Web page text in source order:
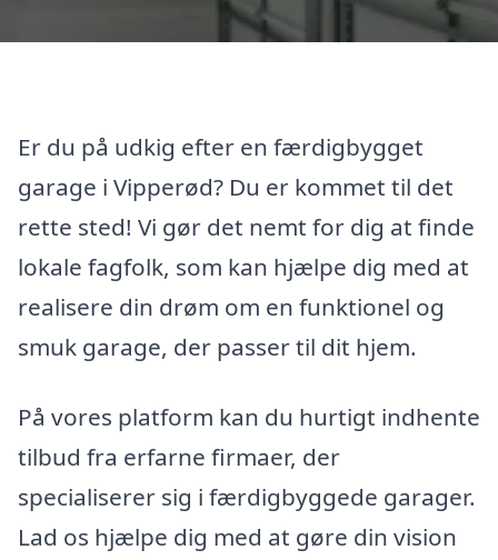
Er du på udkig efter en færdigbygget
garage i Vipperød? Du er kommet til det
rette sted! Vi gør det nemt for dig at finde
lokale fagfolk, som kan hjælpe dig med at
realisere din drøm om en funktionel og
smuk garage, der passer til dit hjem.
På vores platform kan du hurtigt indhente
tilbud fra erfarne firmaer, der
specialiserer sig i færdigbyggede garager.
Lad os hjælpe dig med at gøre din vision